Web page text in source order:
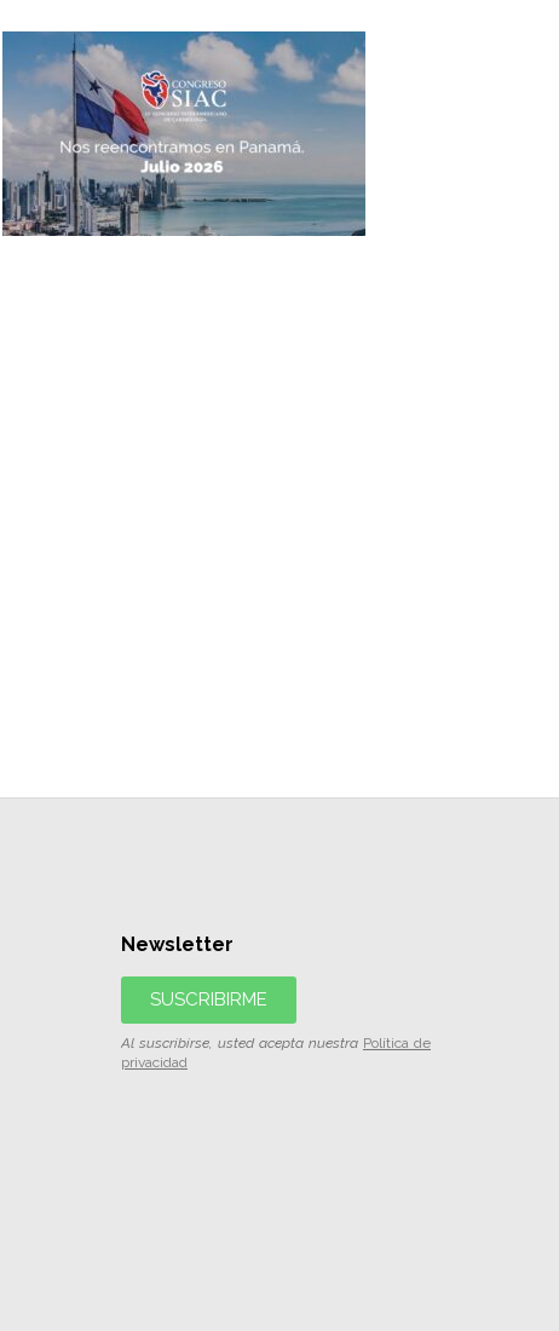
Newsletter
SUSCRIBIRME
Al suscribirse, usted acepta nuestra Política de
privacidad